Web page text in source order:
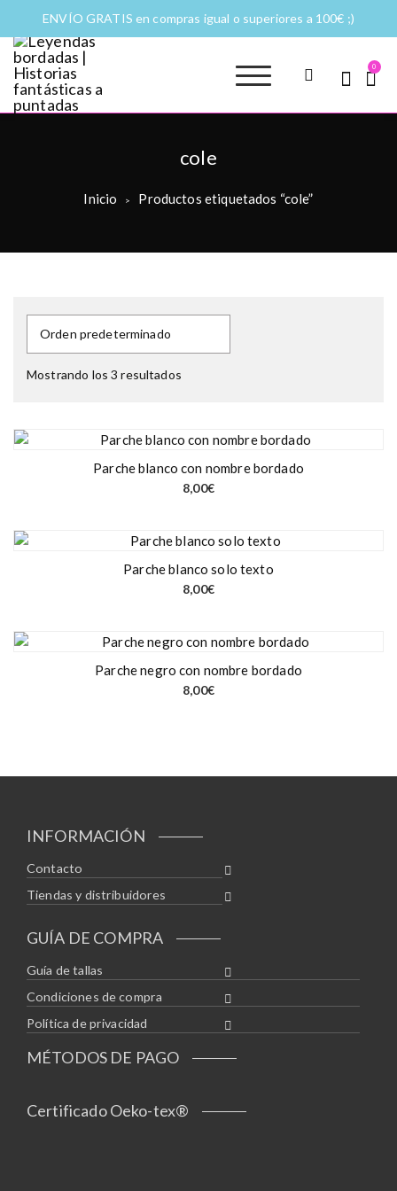
ENVÍO GRATIS en compras igual o superiores a 100€ ;)
0
cole
Inicio > Productos etiquetados “cole”
Mostrando los 3 resultados
Parche blanco con nombre bordado
8,00€
Parche blanco solo texto
8,00€
Parche negro con nombre bordado
8,00€
INFORMACIÓN
Contacto
Tiendas y distribuidores
GUÍA DE COMPRA
Guía de tallas
Condiciones de compra
Política de privacidad
MÉTODOS DE PAGO
Certificado Oeko-tex®